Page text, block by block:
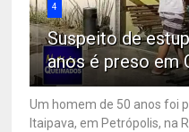
4
Suspeito de
anos é preso em
Um homem de 50 anos foi
Itaipava, em Petrópolis, na